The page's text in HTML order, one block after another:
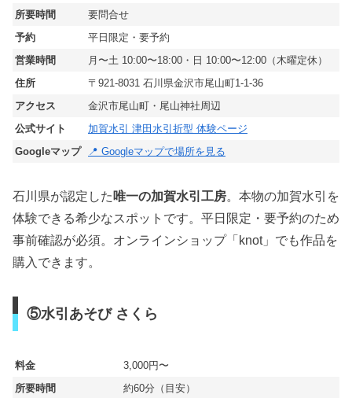
所要時間
要問合せ
予約
平日限定・要予約
営業時間
月〜土 10:00〜18:00・日 10:00〜12:00（木曜定休）
住所
〒921-8031 石川県金沢市尾山町1-1-36
アクセス
金沢市尾山町・尾山神社周辺
公式サイト
加賀水引 津田水引折型 体験ページ
Googleマップ
📍 Googleマップで場所を見る
石川県が認定した 唯一の加賀水引工房。本物の加賀水引を
体験できる希少なスポットです。平日限定・要予約のため
事前確認が必須。オンラインショップ「knot」でも作品を
購入できます。
⑤水引あそび さくら
料金
3,000円〜
所要時間
約60分（目安）